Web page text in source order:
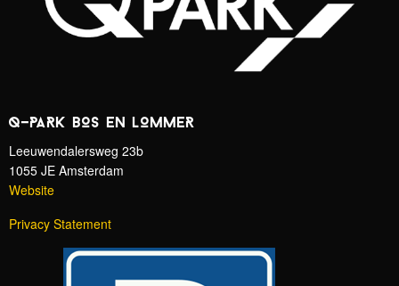
Q-PARK BOS EN LOMMER
Leeuwendalersweg 23b
1055 JE Amsterdam
Website
Privacy Statement